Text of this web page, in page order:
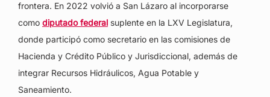
frontera. En 2022 volvió a San Lázaro al incorporarse
como diputado federal suplente en la LXV Legislatura,
donde participó como secretario en las comisiones de
Hacienda y Crédito Público y Jurisdiccional, además de
integrar Recursos Hidráulicos, Agua Potable y
Saneamiento.